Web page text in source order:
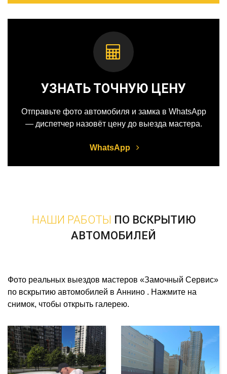
УЗНАТЬ ТОЧНУЮ ЦЕНУ
Отправьте фото автомобиля и замка в WhatsApp
— диспетчер назовёт цену до выезда мастера.
WhatsApp
НАШИ РАБОТЫ ПО ВСКРЫТИЮ
АВТОМОБИЛЕЙ
Фото реальных выездов мастеров «Замочный Сервис»
по вскрытию автомобилей в Аннино . Нажмите на
снимок, чтобы открыть галерею.